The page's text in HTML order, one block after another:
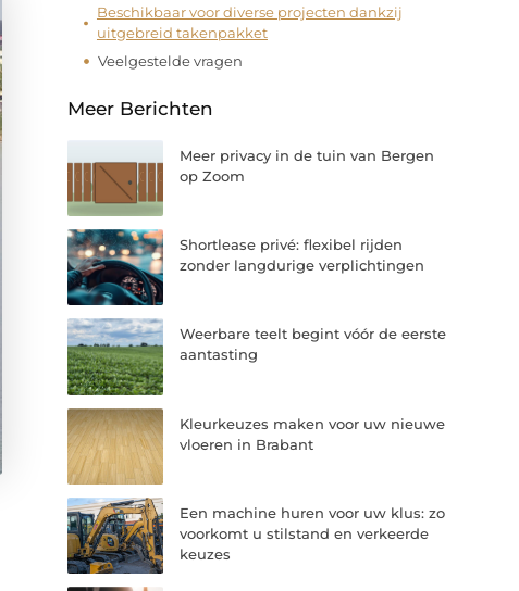
Beschikbaar voor diverse projecten dankzij
uitgebreid takenpakket
Veelgestelde vragen
Meer Berichten
Meer privacy in de tuin van Bergen
op Zoom
Shortlease privé: flexibel rijden
zonder langdurige verplichtingen
Weerbare teelt begint vóór de eerste
aantasting
Kleurkeuzes maken voor uw nieuwe
vloeren in Brabant
Een machine huren voor uw klus: zo
voorkomt u stilstand en verkeerde
keuzes